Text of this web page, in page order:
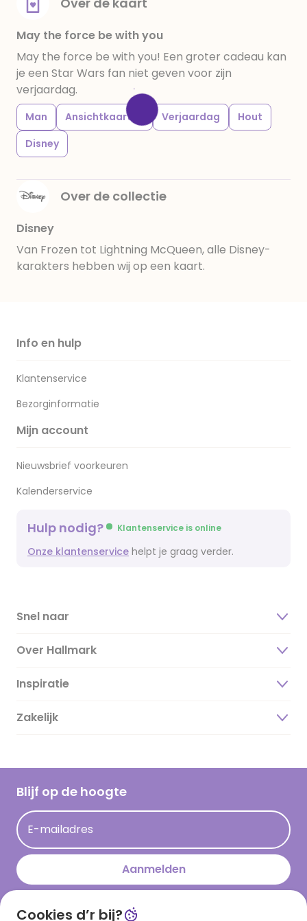
May the force be with you
May the force be with you! Een groter cadeau kan
je een Star Wars fan niet geven voor zijn
verjaardag.
Man Ansichtkaarten Verjaardag
Hout
Disney
Over de collectie
Disney
Van Frozen tot Lightning McQueen, alle Disney-
karakters hebben wij op een kaart.
Info en hulp
Klantenservice
Bezorginformatie
Mijn account
Nieuwsbrief voorkeuren
Kalenderservice
Hulp nodig? Klantenservice is online
Onze klantenservice helpt je graag verder.
Snel naar
Over Hallmark
Over ons
Duurzaamheid
Hallmark Kaartclub
Acties
Persberichten
Hallmark en Kinderpostzegels
Inspiratie
Magazine
Cadeau inspiratie
Kaartinspiratie
Zakelijk
Blijf op de hoogte
E-mailadres
Aanmelden
Cookies d’r bij?